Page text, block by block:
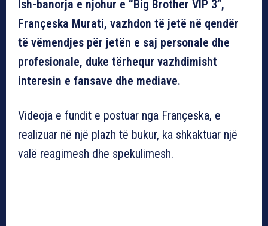
Ish-banorja e njohur e “Big Brother VIP 3”,
Françeska Murati, vazhdon të jetë në qendër
të vëmendjes për jetën e saj personale dhe
profesionale, duke tërhequr vazhdimisht
interesin e fansave dhe mediave.
Videoja e fundit e postuar nga Françeska, e
realizuar në një plazh të bukur, ka shkaktuar një
valë reagimesh dhe spekulimesh.